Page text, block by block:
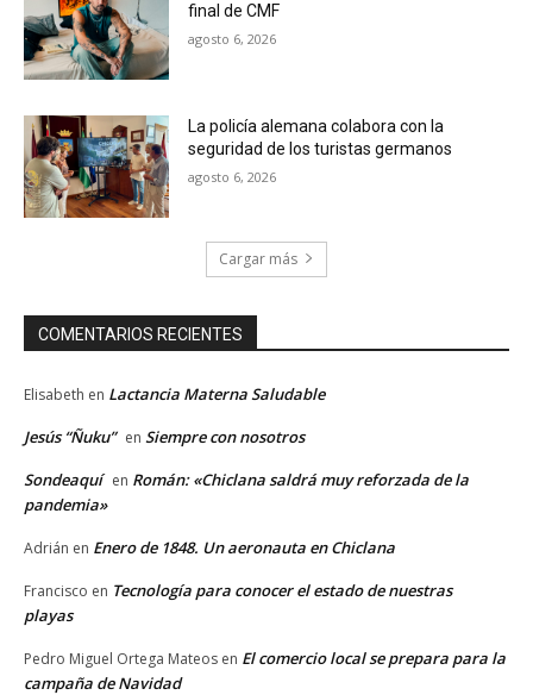
final de CMF
agosto 6, 2026
La policía alemana colabora con la
seguridad de los turistas germanos
agosto 6, 2026
Cargar más
COMENTARIOS RECIENTES
Elisabeth en Lactancia Materna Saludable
Jesús “Ñuku” en Siempre con nosotros
Sondeaquí en Román: «Chiclana saldrá muy reforzada de la
pandemia»
Adrián en Enero de 1848. Un aeronauta en Chiclana
Francisco en Tecnología para conocer el estado de nuestras
playas
Pedro Miguel Ortega Mateos en El comercio local se prepara para la
campaña de Navidad